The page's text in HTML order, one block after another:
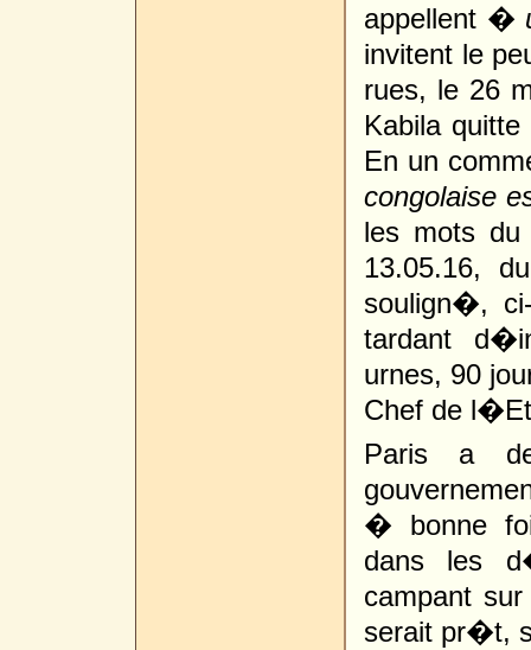
appellent �
invitent le
rues, le 26
Kabila
En un
congolaise
les mots
13.05.16,
soulign�,
tardant
urnes, 90
Chef de
Paris a
� bonne
dans les
campant
serait pr�t,